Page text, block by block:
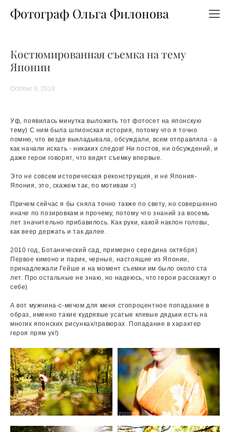
Фотограф Ольга Филонова
Костюмированная съемка на тему
Японии
October 8, 2018
Уф, появилась минутка выложить тот фотосет на японскую
тему) С ним была шпионская история, потому что я точно
помню, что везде выкладывала, обсуждали, всем отправляла - а
как начали искать - никаких следов! Ни постов, ни обсуждений, и
даже герои говорят, что видят съемку впервые.
Это не совсем историческая реконструкция, и не Япония-
Япония, это, скажем так, по мотивам =)
Причем сейчас я бы сняла точно также по свету, но совершенно
иначе по позировкам и прочему, потому что знаний за восемь
лет значительно прибавилось. Как руки, какой наклон головы,
как веер держать и так далее.
2010 год, Ботанический сад, примерно середина октября)
Первое кимоно и парик, черные, настоящие из Японии,
принадлежали Гейше и на момент съемки им было около ста
лет. Про остальные не знаю, но надеюсь, что герои расскажут о
себе)
А вот мужчина-с-мечом для меня стопроцентное попадание в
образ, именно такие кудрявые усатые клевые дядьки есть на
многих японских рисунках/гравюрах. Попадание в характер
героя прям ух!)